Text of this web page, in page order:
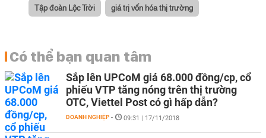
Tập đoàn Lộc Trời giá trị vốn hóa thị trường
Có thể bạn quan tâm
Sắp lên UPCoM giá 68.000 đồng/cp, cổ
phiếu VTP tăng nóng trên thị trường
OTC, Viettel Post có gì hấp dẫn?
DOANH NGHIỆP - 09:31 | 17/11/2018